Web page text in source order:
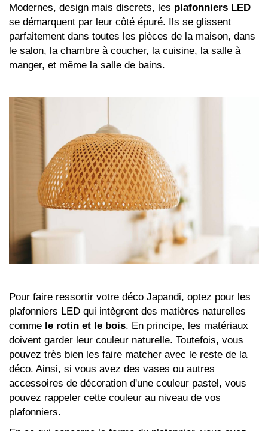
Modernes, design mais discrets, les plafonniers LED
se démarquent par leur côté épuré. Ils se glissent
parfaitement dans toutes les pièces de la maison, dans
le salon, la chambre à coucher, la cuisine, la salle à
manger, et même la salle de bains.
Pour faire ressortir votre déco Japandi, optez pour les
plafonniers LED qui intègrent des matières naturelles
comme le rotin et le bois. En principe, les matériaux
doivent garder leur couleur naturelle. Toutefois, vous
pouvez très bien les faire matcher avec le reste de la
déco. Ainsi, si vous avez des vases ou autres
accessoires de décoration d'une couleur pastel, vous
pouvez rappeler cette couleur au niveau de vos
plafonniers.